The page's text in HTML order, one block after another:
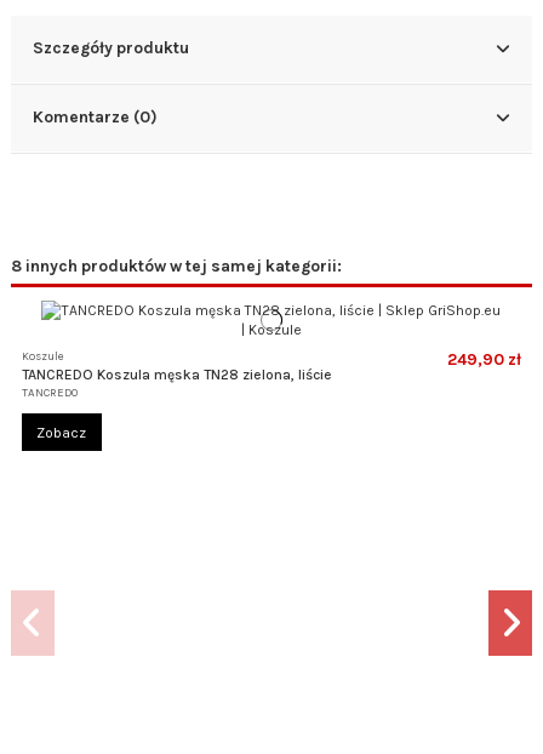
Szczegóły produktu
Komentarze (0)
8 innych produktów w tej samej kategorii:
Koszule
TANCREDO Koszula męska TN28 zielona, liście
TANCREDO
249,90 zł
Zobacz